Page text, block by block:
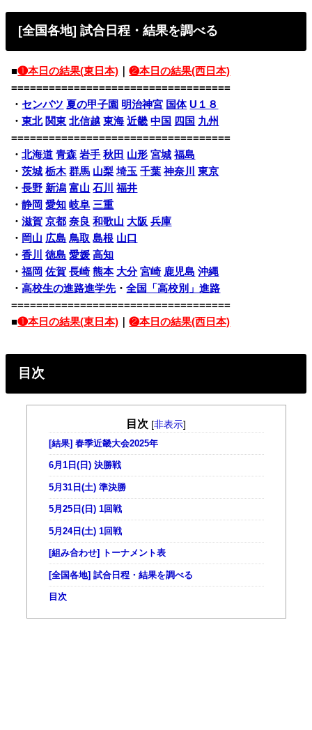
[全国各地] 試合日程・結果を調べる
■❶本日の結果(東日本) ｜❷本日の結果(西日本)
===================================
・ センバツ 夏の甲子園 明治神宮 国体 U１８
・東北 関東 北信越 東海 近畿 中国 四国 九州
===================================
・北海道 青森 岩手 秋田 山形 宮城 福島
・茨城 栃木 群馬 山梨 埼玉 千葉 神奈川 東京
・長野 新潟 富山 石川 福井
・静岡 愛知 岐阜 三重
・滋賀 京都 奈良 和歌山 大阪 兵庫
・ 岡山 広島 鳥取 島根 山口
・香川 徳島 愛媛 高知
・福岡 佐賀 長崎 熊本 大分 宮崎 鹿児島 沖縄
・高校生の進路進学先・全国「高校別」進路
===================================
■❶本日の結果(東日本) ｜❷本日の結果(西日本)
目次
目次 [非表示]
[結果] 春季近畿大会2025年
6月1日(日) 決勝戦
5月31日(土) 準決勝
5月25日(日) 1回戦
5月24日(土) 1回戦
[組み合わせ] トーナメント表
[全国各地] 試合日程・結果を調べる
目次